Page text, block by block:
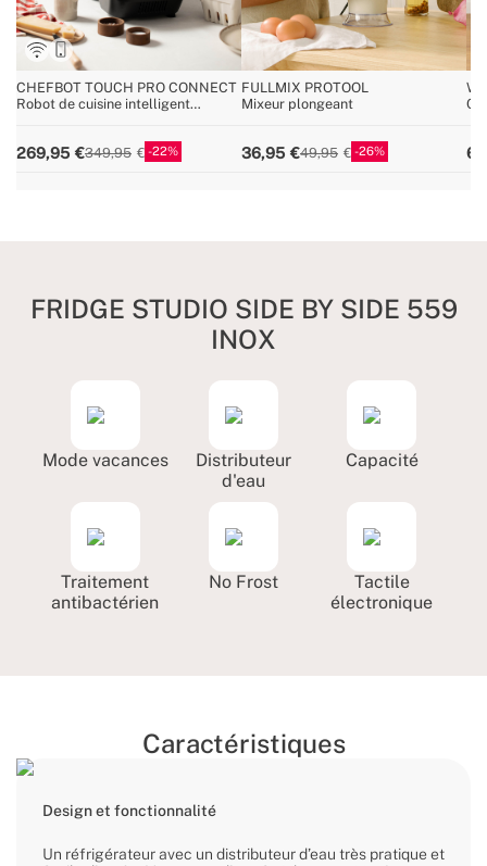
CHEFBOT TOUCH PRO CONNECT
Robot de cuisine intelligent
269,95 349,95 22
FULLMIX PROTOOL
Mixeur plongeant
36,95 49,95 26
FRIDGE STUDIO SIDE BY SIDE 559
INOX
Mode vacances
Distributeur
d'eau
Capacité
Traitement
antibactérien
No Frost
Tactile
électronique
Caractéristiques
Design et fonctionnalité
Un réfrigérateur avec un distributeur d’eau très pratique et